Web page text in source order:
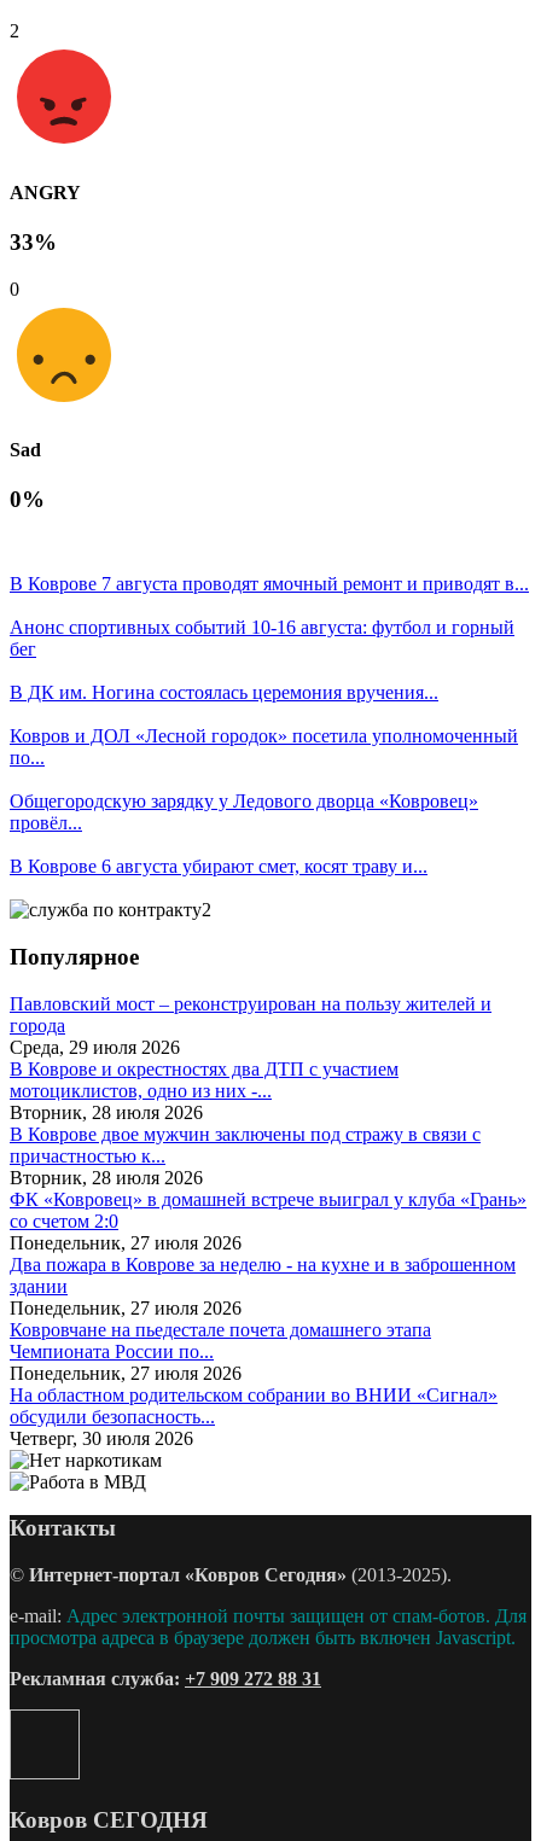
2
ANGRY
33%
0
Sad
0%
В Коврове 7 августа проводят ямочный ремонт и приводят в...
Анонс спортивных событий 10-16 августа: футбол и горный
бег
В ДК им. Ногина состоялась церемония вручения...
Ковров и ДОЛ «Лесной городок» посетила уполномоченный
по...
Общегородскую зарядку у Ледового дворца «Ковровец»
провёл...
В Коврове 6 августа убирают смет, косят траву и...
Популярное
Павловский мост – реконструирован на пользу жителей и
города
Среда, 29 июля 2026
В Коврове и окрестностях два ДТП с участием
мотоциклистов, одно из них -...
Вторник, 28 июля 2026
В Коврове двое мужчин заключены под стражу в связи с
причастностью к...
Вторник, 28 июля 2026
ФК «Ковровец» в домашней встрече выиграл у клуба «Грань»
со счетом 2:0
Понедельник, 27 июля 2026
Два пожара в Коврове за неделю - на кухне и в заброшенном
здании
Понедельник, 27 июля 2026
Ковровчане на пьедестале почета домашнего этапа
Чемпионата России по...
Понедельник, 27 июля 2026
На областном родительском собрании во ВНИИ «Сигнал»
обсудили безопасность...
Четверг, 30 июля 2026
Контакты
© Интернет-портал «Ковров Сегодня» (2013-2025).
e-mail: Адрес электронной почты защищен от спам-ботов. Для
просмотра адреса в браузере должен быть включен Javascript.
Рекламная служба: +7 909 272 88 31
Ковров СЕГОДНЯ